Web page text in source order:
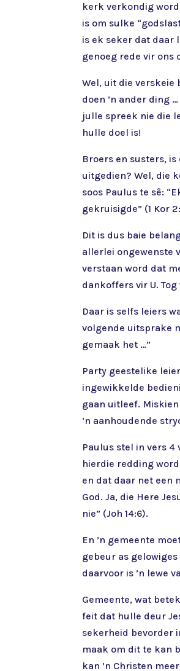
kerk verkondig
is om sulke
is ek seker dat daar
genoeg rede vir ons
Wel, uit die
doen ’n ander ding
julle spreek nie die
hulle doel is!
Broers en susters,
uitgedien? Wel, die
soos Paulus te sê:
gekruisigde” (1 Kor
Dit is dus baie
allerlei ongewenste
verstaan word dat
dankoffers vir U.
Daar is selfs leiers
volgende uitsprake
gemaak het …”
Party geestelike
ingewikkelde
gaan uitleef.
’n aanhoudende
Paulus stel in vers 4
hierdie redding
en dat daar net een
God. Ja, die Here
nie” (Joh 14:6).
En ’n gemeente
gebeur as
daarvoor is ’n lewe
Gemeente, wat
feit dat hulle deur
sekerheid bevorder
maak om dit te kan
kan ’n Christen